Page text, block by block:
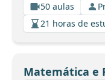
50 aulas
21 horas de
Matemática e